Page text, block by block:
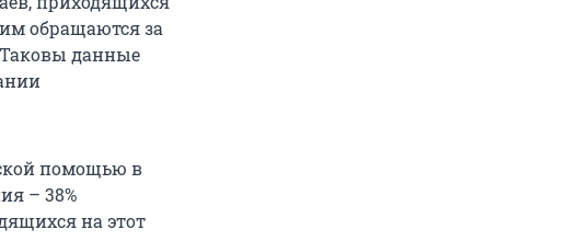
обращаются за
данные
помощью в
– 38%
на этот